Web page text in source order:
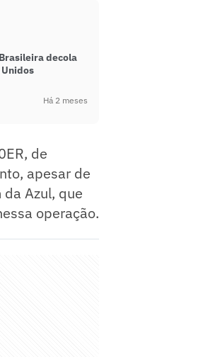
decola
Há 2 meses
de
apesar de
Azul, que
operação.